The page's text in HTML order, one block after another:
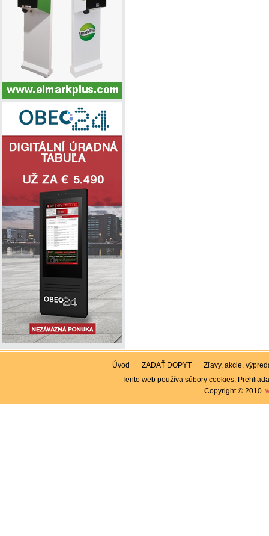
Úvod ZADAŤ DOPYT
Zľavy, akcie,
Tento web používa súbory cookies.
Copyright © 2010.